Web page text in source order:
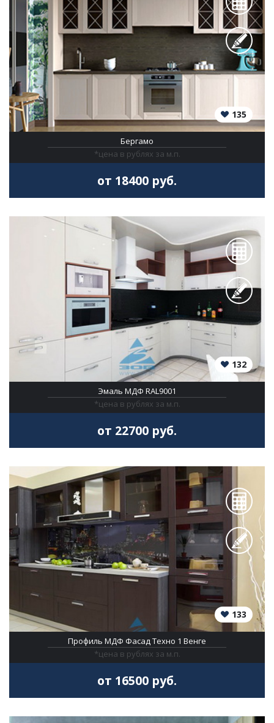
135
Бергамо
*цена в рублях за м.п.
от 18400 руб.
132
Эмаль МДФ RAL9001
*цена в рублях за м.п.
от 22700 руб.
133
Профиль МДФ Фасад Техно 1 Венге
*цена в рублях за м.п.
от 16500 руб.